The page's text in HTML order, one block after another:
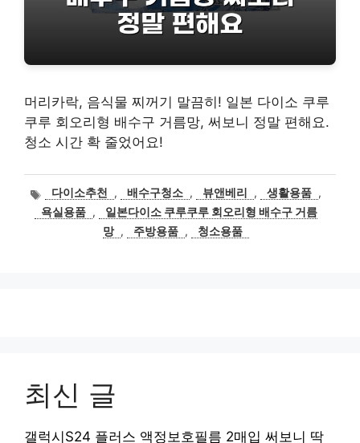
머리카락, 음식물 찌꺼기 말끔히! 일본 다이소 쿠루
쿠루 회오리형 배수구 거름망, 써보니 정말 편해요.
청소 시간 확 줄었어요!
태
그
다이소추천 , 배수구청소 , 뷰앤베리 , 생활용품 ,
욕실용품 ,
일본다이소 쿠루쿠루 회오리형 배수구 거름
망 , 주방용품 , 청소용품
최신 글
갤럭시S24 플러스 액정보호필름 2매입 써보니 딱